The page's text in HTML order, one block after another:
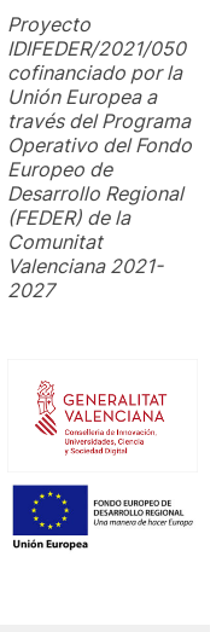
Proyecto
IDIFEDER/2021/050
cofinanciado por la
Unión Europea a
través del Programa
Operativo del Fondo
Europeo de
Desarrollo Regional
(FEDER) de la
Comunitat
Valenciana 2021-
2027